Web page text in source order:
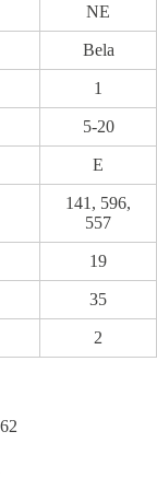
NE
Bela
1
5-20
E
141, 596,
557
19
35
2